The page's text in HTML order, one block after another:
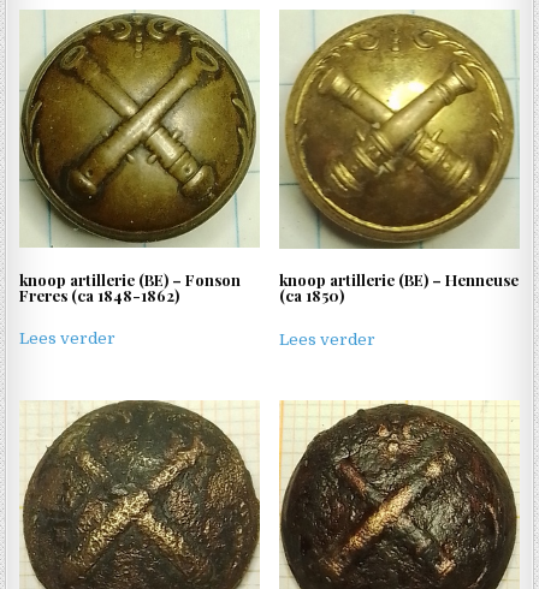
knoop artillerie (BE) – Fonson
Freres (ca 1848-1862)
Lees verder
knoop artillerie (BE) – Henneuse
(ca 1850)
Lees verder